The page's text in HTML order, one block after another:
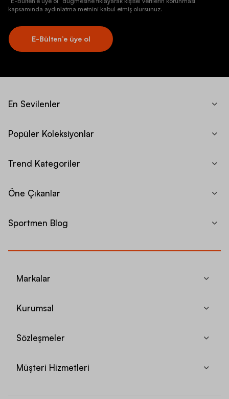
kapsamında aydınlatma metnini kabul etmiş olursunuz.
E-Bülten’e üye ol
En Sevilenler
Popüler Koleksiyonlar
Trend Kategoriler
Öne Çıkanlar
Sportmen Blog
Markalar
Kurumsal
Sözleşmeler
Müşteri Hizmetleri